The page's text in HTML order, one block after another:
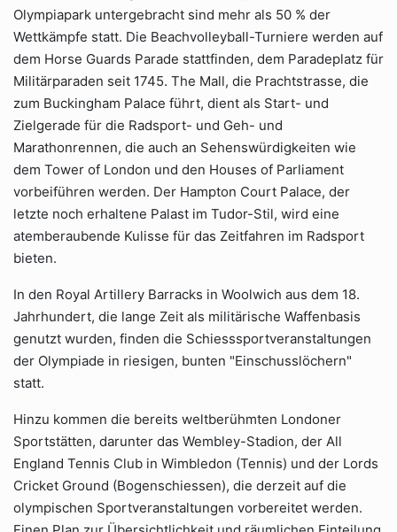
Olympiapark untergebracht sind mehr als 50 % der
Wettkämpfe statt. Die Beachvolleyball-Turniere werden auf
dem Horse Guards Parade stattfinden, dem Paradeplatz für
Militärparaden seit 1745. The Mall, die Prachtstrasse, die
zum Buckingham Palace führt, dient als Start- und
Zielgerade für die Radsport- und Geh- und
Marathonrennen, die auch an Sehenswürdigkeiten wie
dem Tower of London und den Houses of Parliament
vorbeiführen werden. Der Hampton Court Palace, der
letzte noch erhaltene Palast im Tudor-Stil, wird eine
atemberaubende Kulisse für das Zeitfahren im Radsport
bieten.
In den Royal Artillery Barracks in Woolwich aus dem 18.
Jahrhundert, die lange Zeit als militärische Waffenbasis
genutzt wurden, finden die Schiesssportveranstaltungen
der Olympiade in riesigen, bunten "Einschusslöchern"
statt.
Hinzu kommen die bereits weltberühmten Londoner
Sportstätten, darunter das Wembley-Stadion, der All
England Tennis Club in Wimbledon (Tennis) und der Lords
Cricket Ground (Bogenschiessen), die derzeit auf die
olympischen Sportveranstaltungen vorbereitet werden.